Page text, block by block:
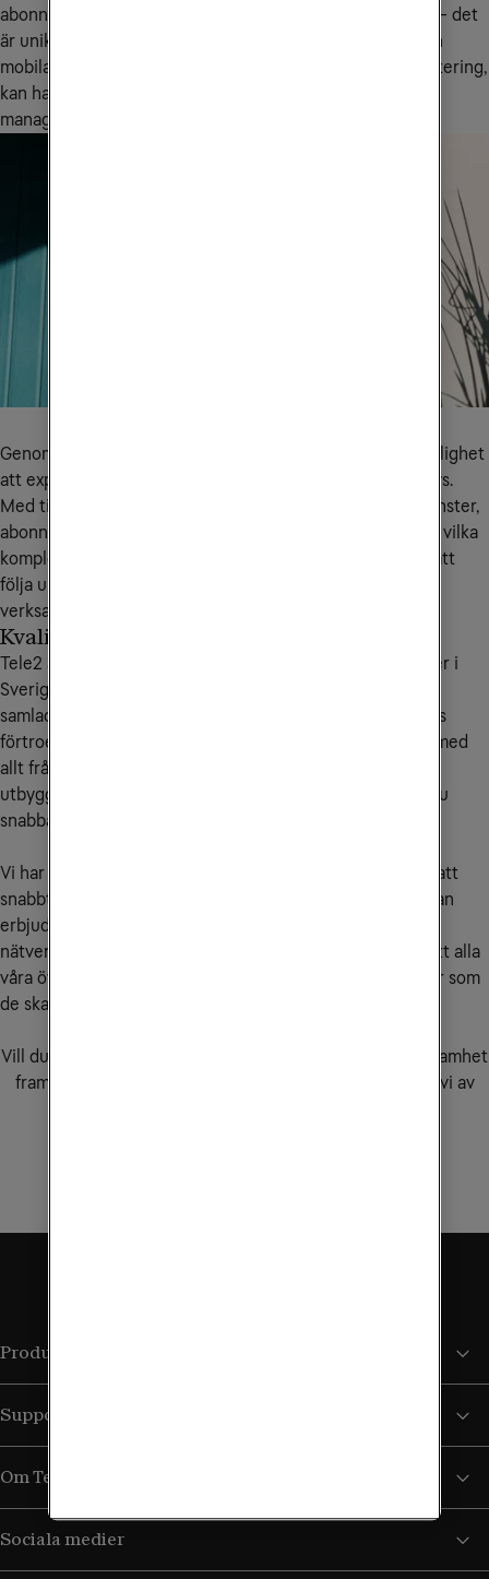
abonnemang i realtid, dygnet runt på veckans alla dagar – det
är unikt. Det finns inga mellanhänder och hela miljön, från
mobilabonnemang, till hårdvara, dataplan och fakturahantering,
kan hanteras av en person, säger Juha Halminen, Product
manager Self-Service på Tele2.
Genom att samla all data på ett ställe finns dessutom möjlighet
att exportera den för att underlätta uppföljning och analys.
Med tillgång till information om exakt vilka produkter, tjänster,
abonnemang och licenser som används och av vem, samt vilka
kompletterande beställningar som görs, blir det enklare att
följa upp och säkerställa att alla verktyg är anpassade till
verksamhetens behov.
Kvalitetssäkrad leverans
Tele2 är den enda leverantören av it- och telekomtjänster i
Sverige, som har all kompetens, tjänster och produkter
samlade under ett tak. För de företagskunder som ger oss
förtroendet att bli en helhetsleverantör kan vi hjälpa till med
allt från lokala nätverksintegrationer till telefoni. Genom
utbyggnaden av 5G-nätet blir dessutom vårt 4G-nät ännu
snabbare, säkrare och mer robust.
Vi har lokala kontor och servicetekniker i hela landet för att
snabbt kunna vara på plats när vi behövs. Det gör att vi kan
erbjuda våra kunder en kvalitetssäkrad leverans för våra
nätverkslösningar - och därigenom säkerställer vi även att alla
våra övriga tjänster för telefoni och uppkoppling fungerar som
de ska. Vi tar ansvar för helheten.
Vill du veta mer om hur våra tjänster kan hjälpa din verksamhet
framåt? Välkommen att fylla i kontaktformuläret så hör vi av
Produkter och tjänster
Support
Om Tele2
Sociala medier